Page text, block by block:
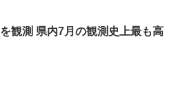
観測 県内7月の観測史上最も高